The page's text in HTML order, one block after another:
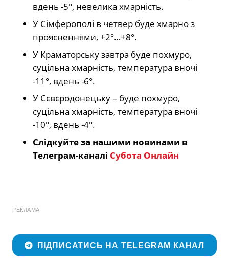
вдень -5°, невелика хмарність.
У Сімферополі в четвер буде хмарно з
проясненнями, +2°…+8°.
У Краматорську завтра буде похмуро,
суцільна хмарність, температура вночі
-11°, вдень -6°.
У Сєвєродонецьку – буде похмуро,
суцільна хмарність, температура вночі
-10°, вдень -4°.
Слідкуйте за нашими новинами в
Телеграм-каналі Субота Онлайн
РЕКЛАМА
ПІДПИСАТИСЬ НА TELEGRAM КАНАЛ